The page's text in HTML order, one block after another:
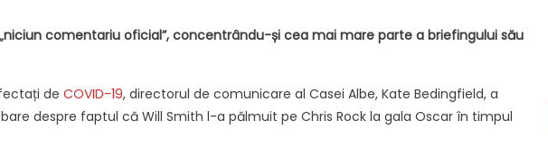
comentariu oficial”, concentrându-și cea mai mare parte a briefingului său
de COVID-19, directorul de comunicare al Casei Albe, Kate Bedingfield, a
despre faptul că Will Smith l-a pălmuit pe Chris Rock la gala Oscar în timpul